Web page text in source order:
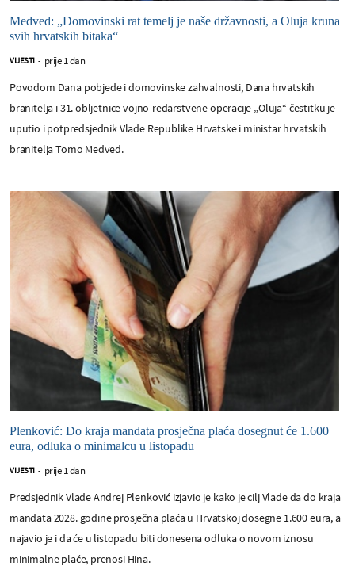
Medved: „Domovinski rat temelj je naše državnosti, a Oluja kruna
svih hrvatskih bitaka“
VIJESTI - prije 1 dan
Povodom Dana pobjede i domovinske zahvalnosti, Dana hrvatskih
branitelja i 31. obljetnice vojno-redarstvene operacije „Oluja“ čestitku je
uputio i potpredsjednik Vlade Republike Hrvatske i ministar hrvatskih
branitelja Tomo Medved.
Plenković: Do kraja mandata prosječna plaća dosegnut će 1.600
eura, odluka o minimalcu u listopadu
VIJESTI - prije 1 dan
Predsjednik Vlade Andrej Plenković izjavio je kako je cilj Vlade da do kraja
mandata 2028. godine prosječna plaća u Hrvatskoj dosegne 1.600 eura, a
najavio je i da će u listopadu biti donesena odluka o novom iznosu
minimalne plaće, prenosi Hina.